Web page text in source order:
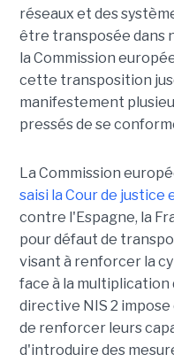
réseaux et des
être transposée dans
la Commission
cette transposition
manifestement
pressés de se
La Commission
saisi la Cour de justice
contre l'Espagne, la
pour défaut de
visant à renforcer la
face à la multiplication
directive NIS 2
de renforcer leurs
d'introduire des